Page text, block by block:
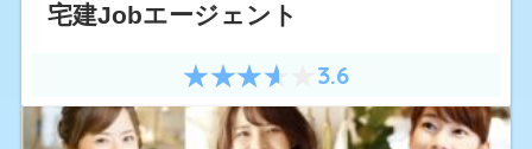
宅建Jobエージェント
3.6